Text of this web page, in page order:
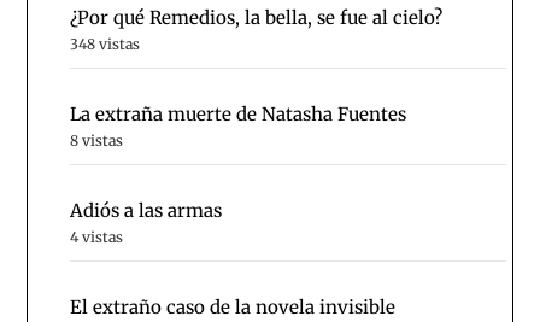
¿Por qué Remedios, la bella, se fue al cielo?
348 vistas
La extraña muerte de Natasha Fuentes
8 vistas
Adiós a las armas
4 vistas
El extraño caso de la novela invisible